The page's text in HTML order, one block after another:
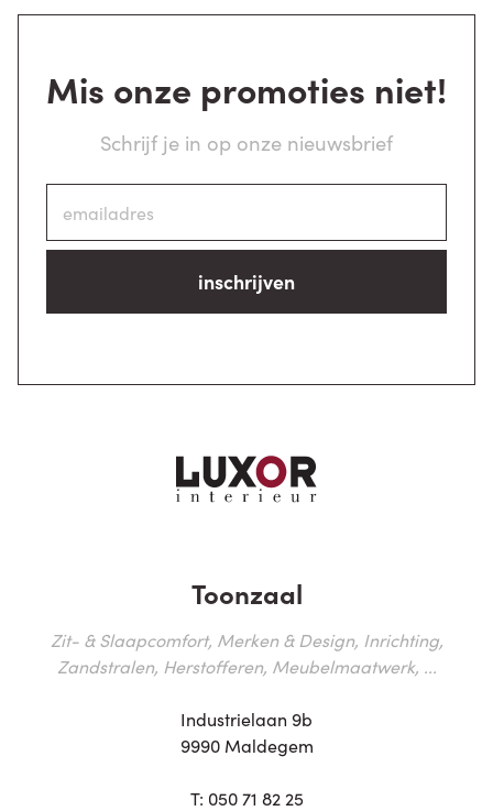
Mis onze promoties niet!
Schrijf je in op onze nieuwsbrief
inschrijven
Toonzaal
Zit- & Slaapcomfort, Merken & Design, Inrichting,
Zandstralen, Herstofferen, Meubelmaatwerk, ...
Industrielaan 9b
9990 Maldegem
T: 050 71 82 25